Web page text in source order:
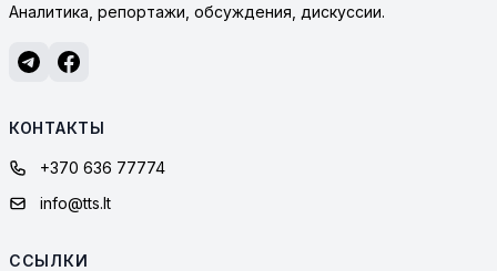
Аналитика, репортажи, обсуждения, дискуссии.
КОНТАКТЫ
+370 636 77774
info@tts.lt
ССЫЛКИ